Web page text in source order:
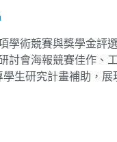
學術競賽與獎學金評
討會海報競賽佳作、
學生研究計畫補助，